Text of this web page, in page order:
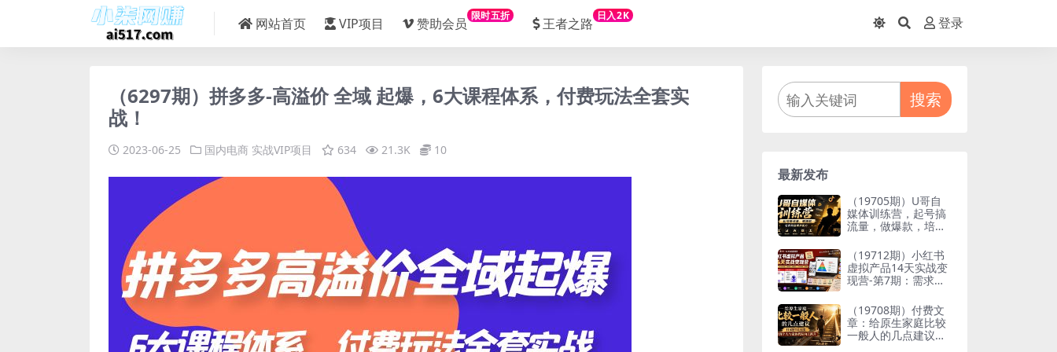
网站首页 VIP项目 赞助会员 限时五折 王者之路 日入2K
登录
（6297期）拼多多-高溢价 全域 起爆，6大课程体系，付费玩法全套实
战！
2023-06-25 国内电商 实战VIP项目 634 21.3K 10
搜索
最新发布
（19705期）U哥自
媒体训练营，起号搞
流量，做爆款，培养
（19712期）小红书
虚拟产品14天实战变
现营-第7期：需求挖
品矩阵×内容笔记×一
人公司进阶×全链路
（19708期）付费文
章：给原生家庭比较
一般人的几点建议，